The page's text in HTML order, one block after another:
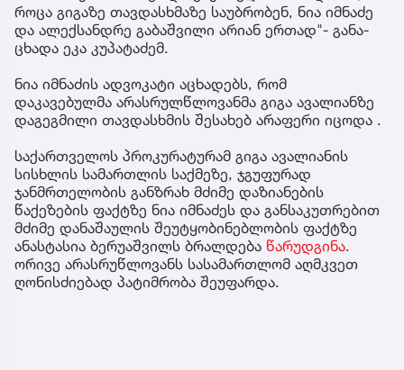
როცა გი­გა­ზე თავ­დას­ხმა­ზე სა­უბ­რო­ბენ, ნია იმ­ნა­ძე
და ალექ­სან­დრე გა­ბაშ­ვი­ლი არი­ან ერ­თად"- გა­ნა­
ცხა­და ეკა კუ­პა­ტა­ძემ.
ნია იმნაძის ადვოკატი აცხადებს, რომ
დაკავებულმა არასრულწლოვანმა გიგა ავალიანზე
დაგეგმილი თავდასხმის შესახებ არაფერი იცოდა .
საქართველოს პროკურატურამ გიგა ავალიანის
სისხლის სამართლის საქმეზე, ჯგუფურად
ჯანმრთელობის განზრახ მძიმე დაზიანების
წაქეზების ფაქტზე ნია იმნაძეს და განსაკუთრებით
მძიმე დანაშაულის შეუტყობინებლობის ფაქტზე
ანასტასია ბერუაშვილს ბრალდება წარუდგინა.
ორივე არასრუწლოვანს სასამართლომ აღმკვეთ
ღონისძიებად პატიმრობა შეუფარდა.